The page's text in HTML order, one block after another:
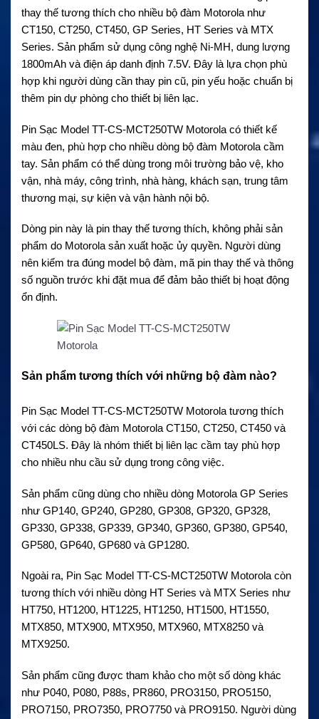
thay thế tương thích cho nhiều bộ đàm Motorola như
CT150, CT250, CT450, GP Series, HT Series và MTX
Series. Sản phẩm sử dụng công nghệ Ni-MH, dung lượng
1800mAh và điện áp danh định 7.5V. Đây là lựa chọn phù
hợp khi người dùng cần thay pin cũ, pin yếu hoặc chuẩn bị
thêm pin dự phòng cho thiết bị liên lạc.
Pin Sạc Model TT-CS-MCT250TW Motorola có thiết kế
màu đen, phù hợp cho nhiều dòng bộ đàm Motorola cầm
tay. Sản phẩm có thể dùng trong môi trường bảo vệ, kho
vận, nhà máy, công trình, nhà hàng, khách sạn, trung tâm
thương mại, sự kiện và vận hành nội bộ.
Dòng pin này là pin thay thế tương thích, không phải sản
phẩm do Motorola sản xuất hoặc ủy quyền. Người dùng
nên kiểm tra đúng model bộ đàm, mã pin thay thế và thông
số nguồn trước khi đặt mua để đảm bảo thiết bị hoạt động
ổn định.
Sản phẩm tương thích với những bộ đàm nào?
Pin Sạc Model TT-CS-MCT250TW Motorola tương thích
với các dòng bộ đàm Motorola CT150, CT250, CT450 và
CT450LS. Đây là nhóm thiết bị liên lạc cầm tay phù hợp
cho nhiều nhu cầu sử dụng trong công việc.
Sản phẩm cũng dùng cho nhiều dòng Motorola GP Series
như GP140, GP240, GP280, GP308, GP320, GP328,
GP330, GP338, GP339, GP340, GP360, GP380, GP540,
GP580, GP640, GP680 và GP1280.
Ngoài ra, Pin Sạc Model TT-CS-MCT250TW Motorola còn
tương thích với nhiều dòng HT Series và MTX Series như
HT750, HT1200, HT1225, HT1250, HT1500, HT1550,
MTX850, MTX900, MTX950, MTX960, MTX8250 và
MTX9250.
Sản phẩm cũng được tham khảo cho một số dòng khác
như P040, P080, P88s, PR860, PRO3150, PRO5150,
PRO7150, PRO7350, PRO7750 và PRO9150. Người dùng